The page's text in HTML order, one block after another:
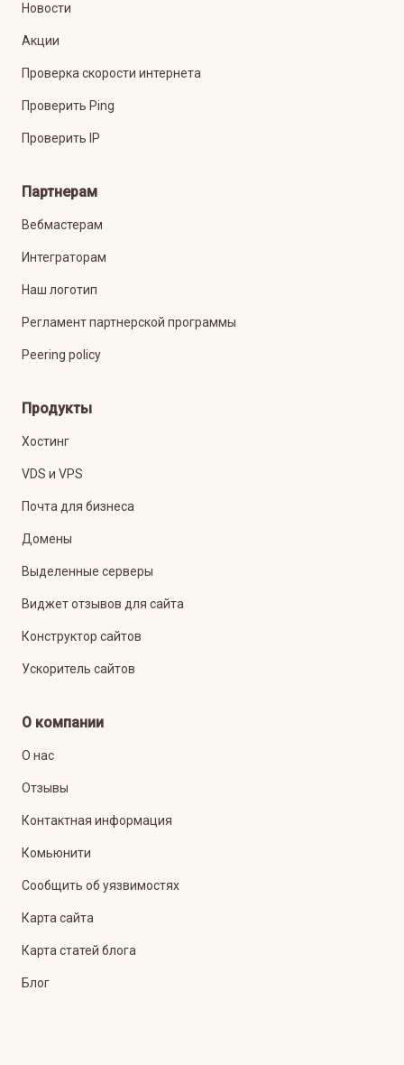
Новости
Акции
Проверка скорости интернета
Проверить Ping
Проверить IP
Партнерам
Вебмастерам
Интеграторам
Наш логотип
Регламент партнерской программы
Peering policy
Продукты
Хостинг
VDS и VPS
Почта для бизнеса
Домены
Выделенные серверы
Виджет отзывов для сайта
Конструктор сайтов
Ускоритель сайтов
О компании
О нас
Отзывы
Контактная информация
Комьюнити
Сообщить об уязвимостях
Карта сайта
Карта статей блога
Блог